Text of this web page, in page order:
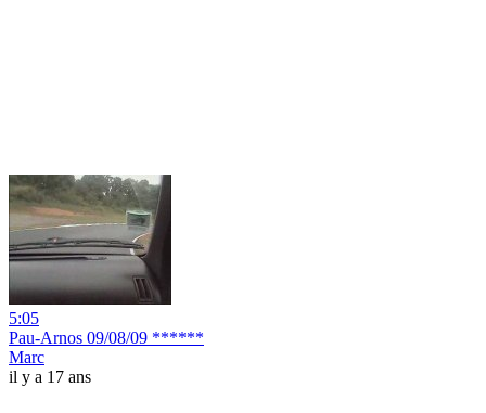
5:05
Pau-Arnos 09/08/09 ******
Marc
il y a 17 ans